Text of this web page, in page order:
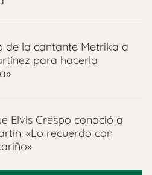
de la cantante Metrika a
para hacerla
Elvis Crespo conoció a
«Lo recuerdo con